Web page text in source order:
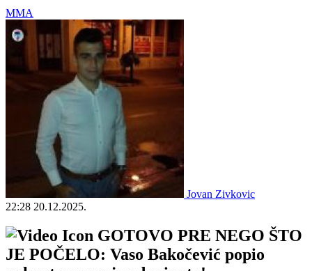
MMA
Jovan Zivkovic
22:28 20.12.2025.
GOTOVO PRE NEGO ŠTO
JE POČELO: Vaso Bakočević popio